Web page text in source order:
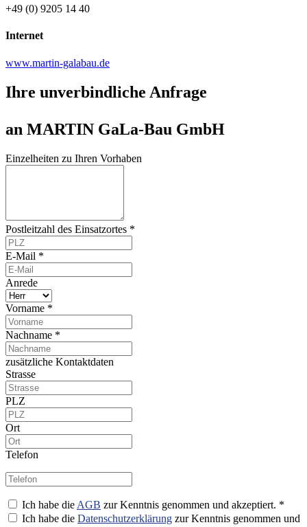
+49 (0) 9205 14 40
Internet
www.martin-galabau.de
Ihre unverbindliche Anfrage
an MARTIN GaLa-Bau GmbH
Einzelheiten zu Ihren Vorhaben
Postleitzahl des Einsatzortes *
E-Mail *
Anrede
Vorname *
Nachname *
zusätzliche Kontaktdaten
Strasse
PLZ
Ort
Telefon
Ich habe die AGB zur Kenntnis genommen und akzeptiert. *
Ich habe die Datenschutzerklärung zur Kenntnis genommen und